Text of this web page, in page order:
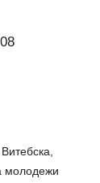
молодежи